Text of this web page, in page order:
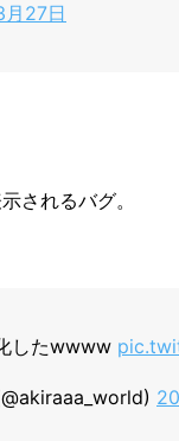
27日
されるバグ。
したwwww